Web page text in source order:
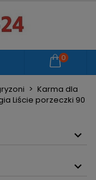
0
Karma dla
Liście porzeczki 90
na
Zaloguj się